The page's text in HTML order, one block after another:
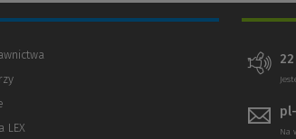
LEX
Na